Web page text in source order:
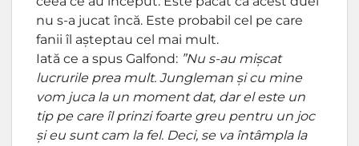
nu s-a jucat încă. Este probabil cel pe care
fanii îl așteptau cel mai mult.
Iată ce a spus Galfond: ”Nu s-au mișcat
lucrurile prea mult. Jungleman și cu mine
vom juca la un moment dat, dar el este un
tip pe care îl prinzi foarte greu pentru un joc
și eu sunt cam la fel. Deci, se va întâmpla la